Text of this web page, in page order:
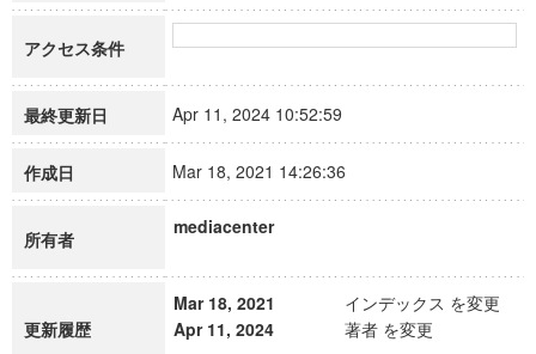
アクセス条件
最終更新日 Apr 11, 2024 10:52:59
作成日 Mar 18, 2021 14:26:36
所有者
mediacenter
更新履歴
Mar 18, 2021
インデックス を変更
Apr 11, 2024
著者 を変更